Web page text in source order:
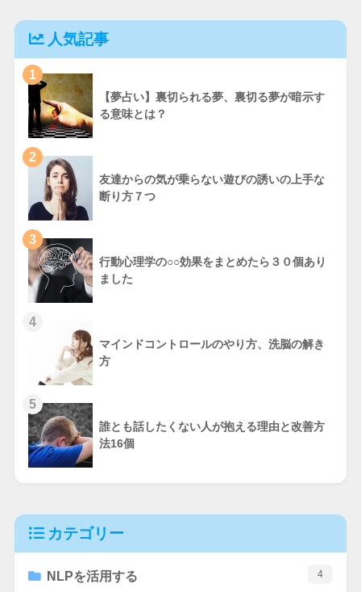
人気記事
1
【夢占い】裏切られる夢、裏切る夢が暗示す
る意味とは？
2
友達からの気が乗らない遊びの誘いの上手な
断り方７つ
3
行動心理学の○○効果をまとめたら３０個あり
ました
4
マインドコントロールのやり方、洗脳の解き
方
5
誰とも話したくない人が抱える理由と改善方
法16個
カテゴリー
NLPを活用する 4